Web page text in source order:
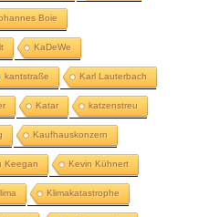
Boie
KaDeWe
kantstraße Karl Lauterbach
Katar katzenstreu
Kaufhauskonzern
Keegan Kevin Kühnert
Klimakatastrophe